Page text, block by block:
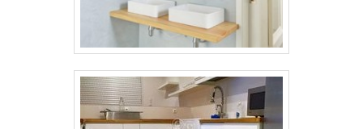
como também aplica o revestimento através
de serviços eficientes e de qualidade..